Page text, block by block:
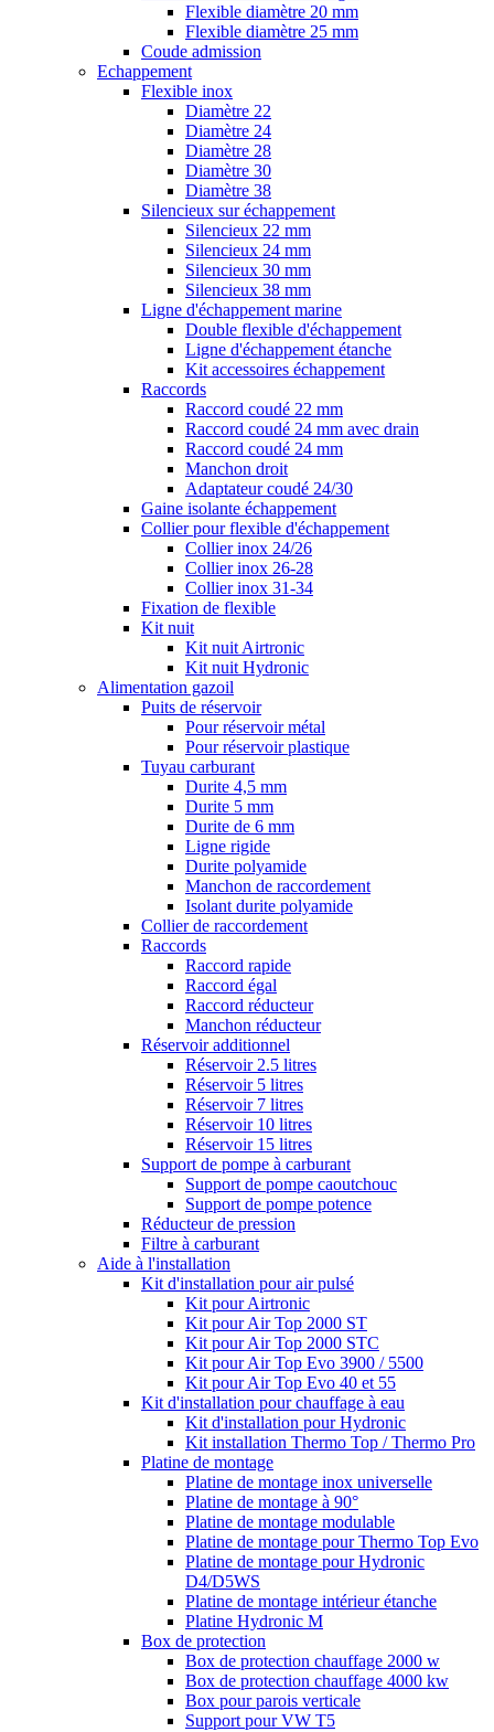
Flexible diamètre 20 mm
Flexible diamètre 25 mm
Coude admission
Echappement
Flexible inox
Diamètre 22
Diamètre 24
Diamètre 28
Diamètre 30
Diamètre 38
Silencieux sur échappement
Silencieux 22 mm
Silencieux 24 mm
Silencieux 30 mm
Silencieux 38 mm
Ligne d'échappement marine
Double flexible d'échappement
Ligne d'échappement étanche
Kit accessoires échappement
Raccords
Raccord coudé 22 mm
Raccord coudé 24 mm avec drain
Raccord coudé 24 mm
Manchon droit
Adaptateur coudé 24/30
Gaine isolante échappement
Collier pour flexible d'échappement
Collier inox 24/26
Collier inox 26-28
Collier inox 31-34
Fixation de flexible
Kit nuit
Kit nuit Airtronic
Kit nuit Hydronic
Alimentation gazoil
Puits de réservoir
Pour réservoir métal
Pour réservoir plastique
Tuyau carburant
Durite 4,5 mm
Durite 5 mm
Durite de 6 mm
Ligne rigide
Durite polyamide
Manchon de raccordement
Isolant durite polyamide
Collier de raccordement
Raccords
Raccord rapide
Raccord égal
Raccord réducteur
Manchon réducteur
Réservoir additionnel
Réservoir 2.5 litres
Réservoir 5 litres
Réservoir 7 litres
Réservoir 10 litres
Réservoir 15 litres
Support de pompe à carburant
Support de pompe caoutchouc
Support de pompe potence
Réducteur de pression
Filtre à carburant
Aide à l'installation
Kit d'installation pour air pulsé
Kit pour Airtronic
Kit pour Air Top 2000 ST
Kit pour Air Top 2000 STC
Kit pour Air Top Evo 3900 / 5500
Kit pour Air Top Evo 40 et 55
Kit d'installation pour chauffage à eau
Kit d'installation pour Hydronic
Kit installation Thermo Top / Thermo Pro
Platine de montage
Platine de montage inox universelle
Platine de montage à 90°
Platine de montage modulable
Platine de montage pour Thermo Top Evo
Platine de montage pour Hydronic
D4/D5WS
Platine de montage intérieur étanche
Platine Hydronic M
Box de protection
Box de protection chauffage 2000 w
Box de protection chauffage 4000 kw
Box pour parois verticale
Support pour VW T5